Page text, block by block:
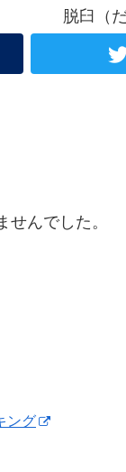
脱臼（
せんでした。
ング